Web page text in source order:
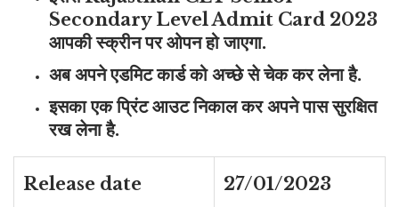
Secondary Level Admit Card 2023
आपकी स्क्रीन पर ओपन हो जाएगा.
अब अपने एडमिट कार्ड को अच्छे से चेक कर लेना है.
इसका एक प्रिंट आउट निकाल कर अपने पास सुरक्षित
रख लेना है.
Release date 27/01/2023